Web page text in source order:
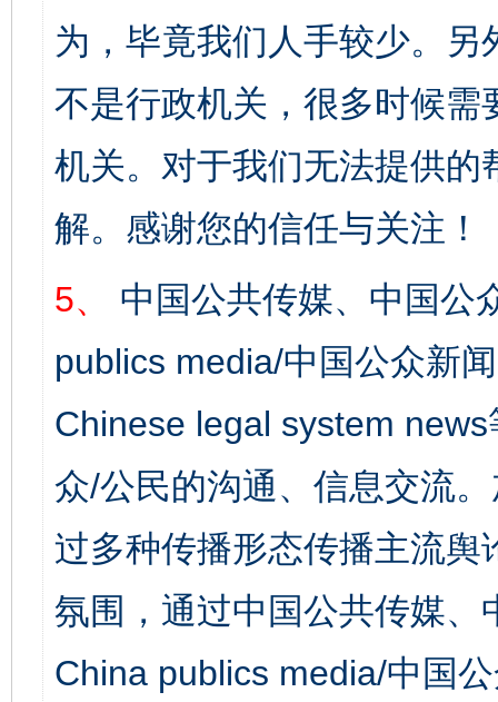
为，毕竟我们人手较少。
不是行政机关，很多时候
机关。对于我们无法提供
解。感谢您的信任与关注！
5、
中国公共传媒、中国公
publics media/中国公众新
Chinese legal system
众/公民的沟通、信息交流
过多种传播形态传播主流
氛围，通过中国公共传媒
China publics media/中国